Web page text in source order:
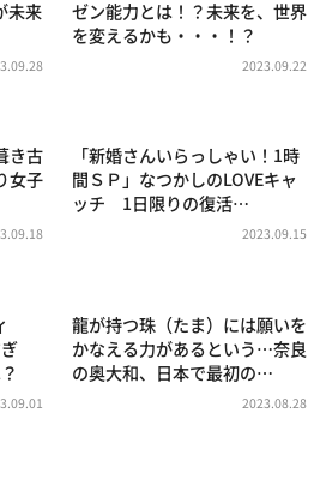
イブ 正義のミカタ
未来
ゼン能力とは！？未来を、世界
を変えるかも・・・！？
2023.09.22
き古
女子
「新婚さんいらっしゃい！1時
間ＳＰ」なつかしのLOVEキャ
ッチ 1日限りの復活…
2023.09.15
龍が持つ珠（たま）には願いを
かなえる力があるという…奈良
の奥大和、日本で最初の…
2023.08.28